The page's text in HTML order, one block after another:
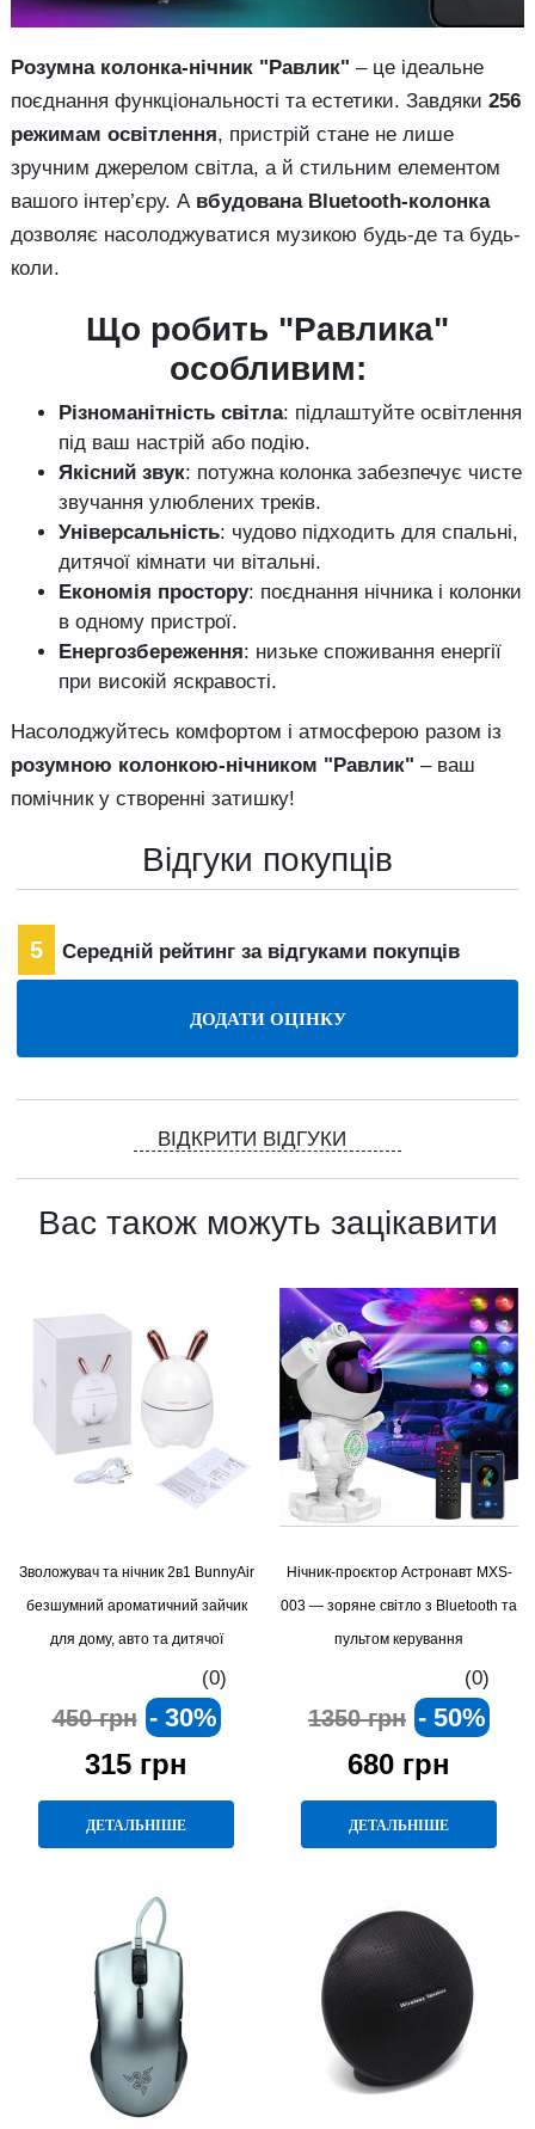
Розумна колонка-нічник "Равлик" – це ідеальне
поєднання функціональності та естетики. Завдяки 256
режимам освітлення, пристрій стане не лише
зручним джерелом світла, а й стильним елементом
вашого інтер’єру. А вбудована Bluetooth-колонка
дозволяє насолоджуватися музикою будь-де та будь-
коли.
Що робить "Равлика"
особливим:
Різноманітність світла: підлаштуйте освітлення
під ваш настрій або подію.
Якісний звук: потужна колонка забезпечує чисте
звучання улюблених треків.
Універсальність: чудово підходить для спальні,
дитячої кімнати чи вітальні.
Економія простору: поєднання нічника і колонки
в одному пристрої.
Енергозбереження: низьке споживання енергії
при високій яскравості.
Насолоджуйтесь комфортом і атмосферою разом із
розумною колонкою-нічником "Равлик" – ваш
помічник у створенні затишку!
Відгуки покупців
5 Середній рейтинг за відгуками покупців
ВІДКРИТИ ВІДГУКИ
Вас також можуть зацікавити
Зволожувач та нічник 2в1 BunnyAir
безшумний ароматичний зайчик
для дому, авто та дитячої
(0)
450 грн - 30%
315 грн
ДЕТАЛЬНІШЕ
Нічник-проєктор Астронавт MXS-
003 — зоряне світло з Bluetooth та
пультом керування
(0)
1350 грн - 50%
680 грн
ДЕТАЛЬНІШЕ